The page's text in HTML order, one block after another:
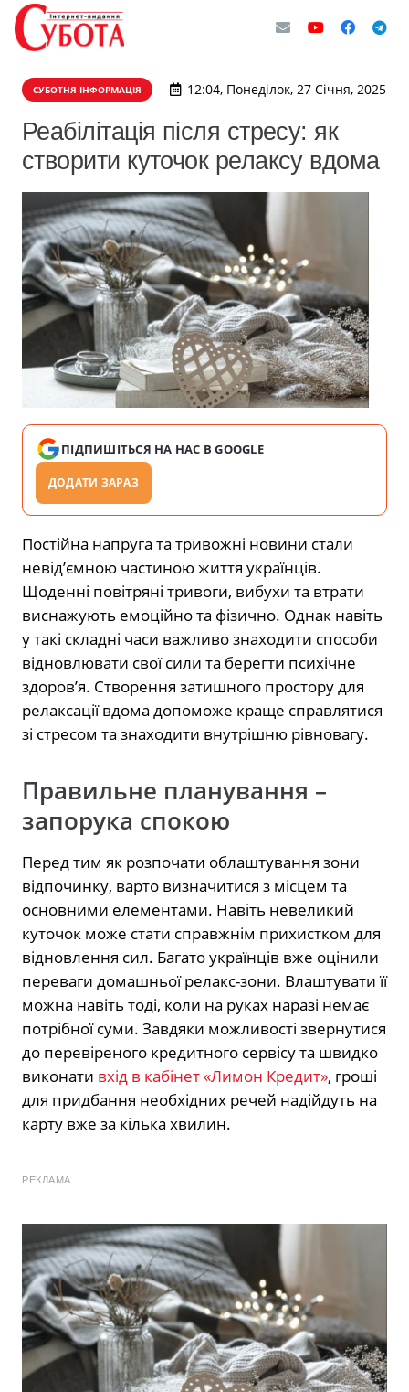
СУБОТНЯ ІНФОРМАЦІЯ 12:04, Понеділок, 27 Січня, 2025
Реабілітація після стресу: як
створити куточок релаксу вдома
ПІДПИШІТЬСЯ НА НАС В GOOGLE
ДОДАТИ ЗАРАЗ
Постійна напруга та тривожні новини стали
невід’ємною частиною життя українців.
Щоденні повітряні тривоги, вибухи та втрати
виснажують емоційно та фізично. Однак навіть
у такі складні часи важливо знаходити способи
відновлювати свої сили та берегти психічне
здоров’я. Створення затишного простору для
релаксації вдома допоможе краще справлятися
зі стресом та знаходити внутрішню рівновагу.
Правильне планування –
запорука спокою
Перед тим як розпочати облаштування зони
відпочинку, варто визначитися з місцем та
основними елементами. Навіть невеликий
куточок може стати справжнім прихистком для
відновлення сил. Багато українців вже оцінили
переваги домашньої релакс-зони. Влаштувати її
можна навіть тоді, коли на руках наразі немає
потрібної суми. Завдяки можливості звернутися
до перевіреного кредитного сервісу та швидко
виконати вхід в кабінет «Лимон Кредит», гроші
для придбання необхідних речей надійдуть на
карту вже за кілька хвилин.
РЕКЛАМА